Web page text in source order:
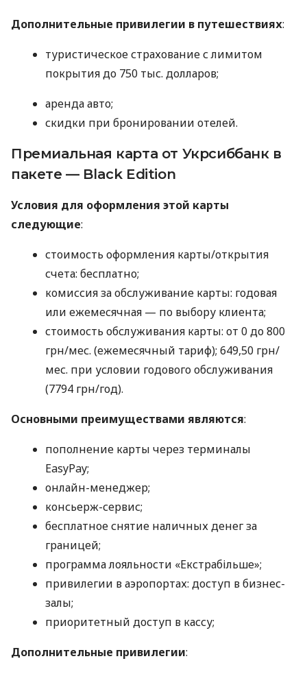
Дополнительные привилегии в путешествиях:
туристическое страхование с лимитом
покрытия до 750 тыс. долларов;
аренда авто;
скидки при бронировании отелей.
Премиальная карта от Укрсиббанк в
пакете — Black Edition
Условия для оформления этой карты
следующие:
стоимость оформления карты/открытия
счета: бесплатно;
комиссия за обслуживание карты: годовая
или ежемесячная — по выбору клиента;
стоимость обслуживания карты: от 0 до 800
грн/мес. (ежемесячный тариф); 649,50 грн/
мес. при условии годового обслуживания
(7794 грн/год).
Основными преимуществами являются:
пополнение карты через терминалы
EasyPay;
онлайн-менеджер;
консьерж-сервис;
бесплатное снятие наличных денег за
границей;
программа лояльности «Екстрабільше»;
привилегии в аэропортах: доступ в бизнес-
залы;
приоритетный доступ в кассу;
Дополнительные привилегии: